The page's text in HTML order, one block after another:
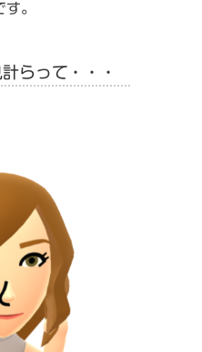
す。
らって・・・